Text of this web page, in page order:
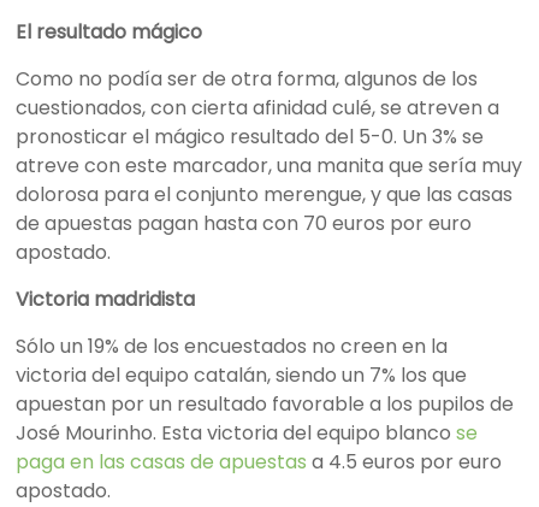
El resultado mágico
Como no podía ser de otra forma, algunos de los
cuestionados, con cierta afinidad culé, se atreven a
pronosticar el mágico resultado del 5-0. Un 3% se
atreve con este marcador, una manita que sería muy
dolorosa para el conjunto merengue, y que las casas
de apuestas pagan hasta con 70 euros por euro
apostado.
Victoria madridista
Sólo un 19% de los encuestados no creen en la
victoria del equipo catalán, siendo un 7% los que
apuestan por un resultado favorable a los pupilos de
José Mourinho. Esta victoria del equipo blancose
paga en las casas de apuestas a 4.5 euros por euro
apostado.